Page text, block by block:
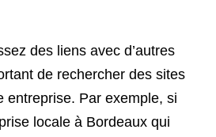
des liens avec d’autres
de rechercher des sites
entreprise. Par exemple, si
locale à Bordeaux qui